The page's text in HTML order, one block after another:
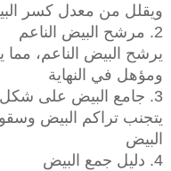
ويقلل من معدل كسر
2. مرشح البيض الناعم
يرشح البيض الناعم،
ومؤهل في النهاية
3. جامع البيض على شكل حرف L
يتجنب تراكم البيض
البيض
4. دليل جمع البيض